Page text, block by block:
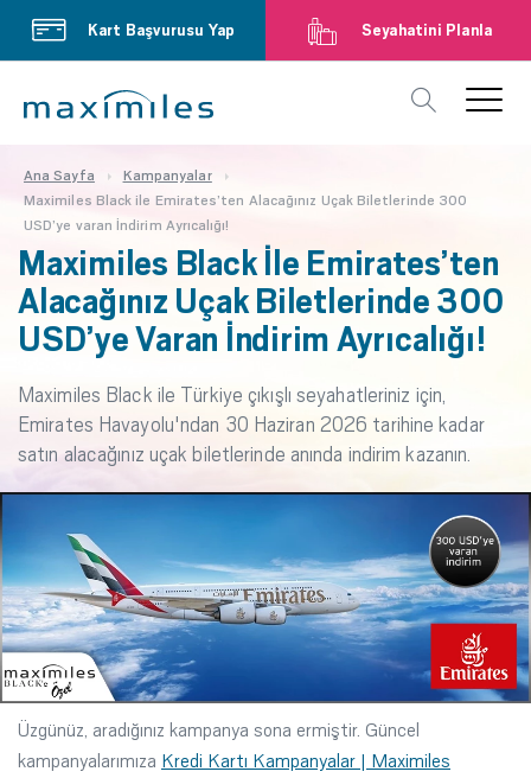
Kart Başvurusu Yap Seyahatini Planla
Ana Sayfa
Kampanyalar
Maximiles Black ile Emirates’ten Alacağınız Uçak Biletlerinde 300
USD’ye varan İndirim Ayrıcalığı!
Maximiles Black İle Emirates’ten
Alacağınız Uçak Biletlerinde 300
USD’ye Varan İndirim Ayrıcalığı!
Maximiles Black ile Türkiye çıkışlı seyahatleriniz için,
Emirates Havayolu'ndan 30 Haziran 2026 tarihine kadar
satın alacağınız uçak biletlerinde anında indirim kazanın.
Üzgünüz, aradığınız kampanya sona ermiştir. Güncel
kampanyalarımıza Kredi Kartı Kampanyalar | Maximiles